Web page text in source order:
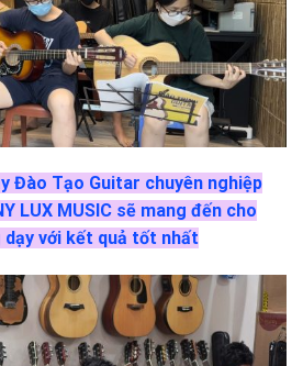
Đào Tạo Guitar chuyên nghiệp
LUX MUSIC sẽ mang đến cho
dạy với kết quả tốt nhất